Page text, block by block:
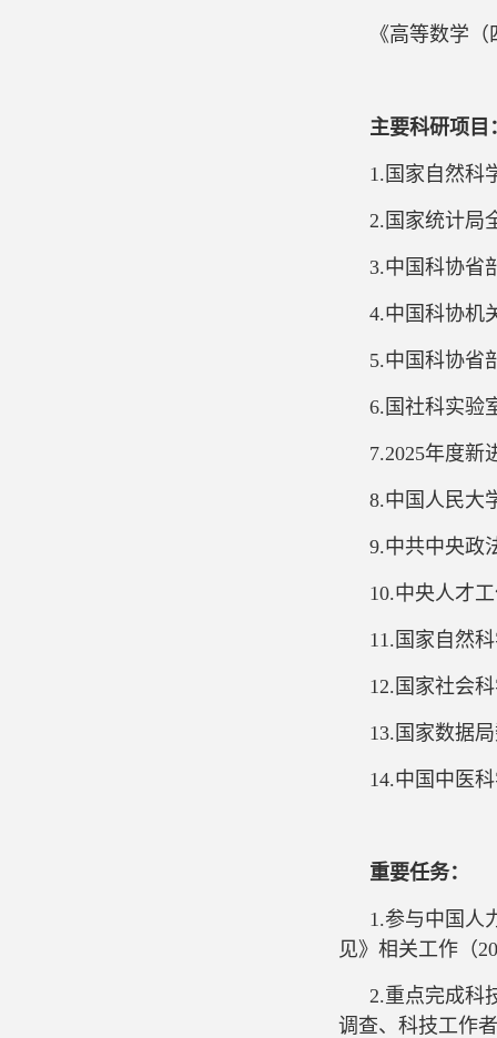
《高等数学
主要科研项目
1.国家自然科
2.国家统计局
3.中国科协省
4.中国科协机
5.中国科协省
6.国社科实验
7.2025年度新
8.中国人民大
9.中共中央政
10.中央人才
11.国家自然
12.国家社会
13.国家数据
14.中国中医
重要任务：
1.参与中国人
见》相关工作（
2.重点完成科
调查、科技工作